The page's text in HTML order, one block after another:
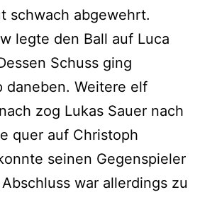
schwach abgewehrt.
legte den Ball auf Luca
Schuss ging
daneben. Weitere elf
zog Lukas Sauer nach
quer auf Christoph
seinen Gegenspieler
war allerdings zu